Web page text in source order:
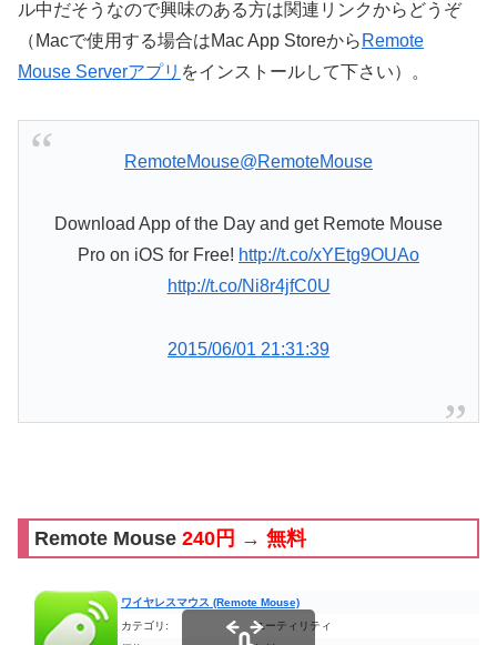
ル中だそうなので興味のある方は関連リンクからどうぞ
（Macで使用する場合はMac App Storeから Remote
Mouse Serverアプリ をインストールして下さい）。
RemoteMouse@RemoteMouse
Download App of the Day and get Remote Mouse
Pro on iOS for Free! http://t.co/xYEtg9OUAo
http://t.co/Ni8r4jfC0U
2015/06/01 21:31:39
Remote Mouse 240円 → 無料
ワイヤレスマウス (Remote Mouse)
カテゴリ:
ユーティリティ